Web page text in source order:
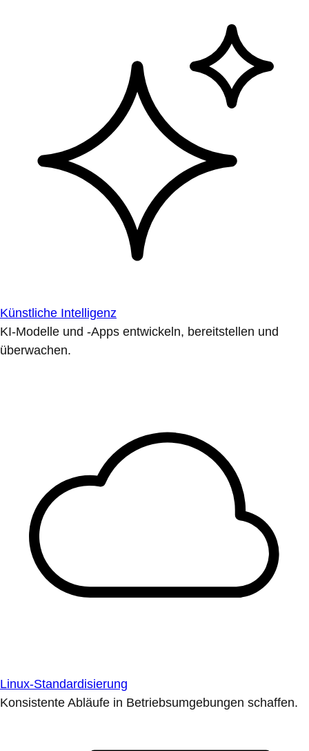
Künstliche Intelligenz
KI-Modelle und -Apps entwickeln, bereitstellen und
überwachen.
Linux-Standardisierung
Konsistente Abläufe in Betriebsumgebungen schaffen.